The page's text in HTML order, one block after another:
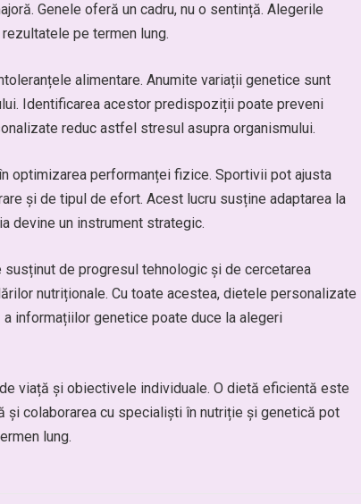
Genele oferă un cadru, nu o sentință. Alegerile
pe termen lung.
alimentare. Anumite variații genetice sunt
Identificarea acestor predispoziții poate preveni
reduc astfel stresul asupra organismului.
optimizarea performanței fizice. Sportivii pot ajusta
și de tipul de efort. Acest lucru susține adaptarea la
devine un instrument strategic.
de progresul tehnologic și de cercetarea
nutriționale. Cu toate acestea, dietele personalizate
informațiilor genetice poate duce la alegeri
viață și obiectivele individuale. O dietă eficientă este
și colaborarea cu specialiști în nutriție și genetică pot
lung.